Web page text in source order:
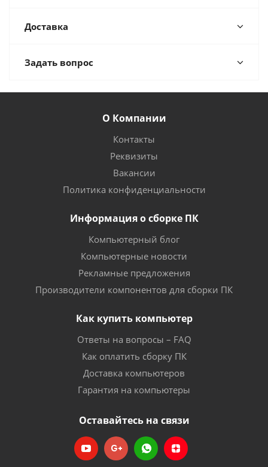
Доставка
Задать вопрос
О Компании
Контакты
Реквизиты
Вакансии
Политика конфиденциальности
Информация о сборке ПК
Компьютерный блог
Компьютерные новости
Рекламные предложения
Производители компонентов для сборки ПК
Как купить компьютер
Ответы на вопросы – FAQ
Как оплатить сборку ПК
Доставка компьютеров
Гарантия на компьютеры
Оставайтесь на связи